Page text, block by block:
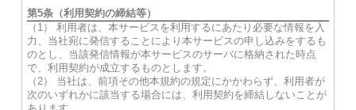
第5条（利用契約の締結等）
（1） 利用者は、本サービスを利用するにあたり必要な情報を入
力、当社宛に発信することにより本サービスの申し込みをするも
のとし、当該発信情報が本サービスのサーバに格納された時点
で、利用契約が成立するものとします。
（2） 当社は、前項その他本規約の規定にかかわらず、利用者が
次のいずれかに該当する場合には、利用契約を締結しないことが